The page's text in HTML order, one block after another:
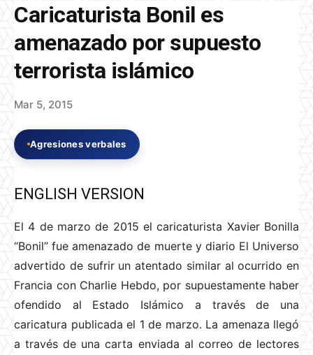
Caricaturista Bonil es
amenazado por supuesto
terrorista islámico
Mar 5, 2015
Agresiones verbales
ENGLISH VERSION
El 4 de marzo de 2015 el caricaturista Xavier Bonilla
“Bonil” fue amenazado de muerte y diario El Universo
advertido de sufrir un atentado similar al ocurrido en
Francia con Charlie Hebdo, por supuestamente haber
ofendido al Estado Islámico a través de una
caricatura publicada el 1 de marzo. La amenaza llegó
a través de una carta enviada al correo de lectores